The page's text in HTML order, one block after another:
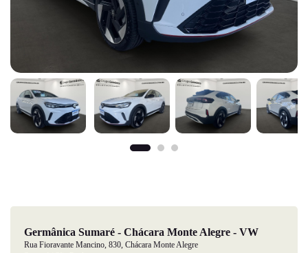
Germânica Sumaré - Chácara Monte Alegre - VW
Rua Fioravante Mancino, 830, Chácara Monte Alegre